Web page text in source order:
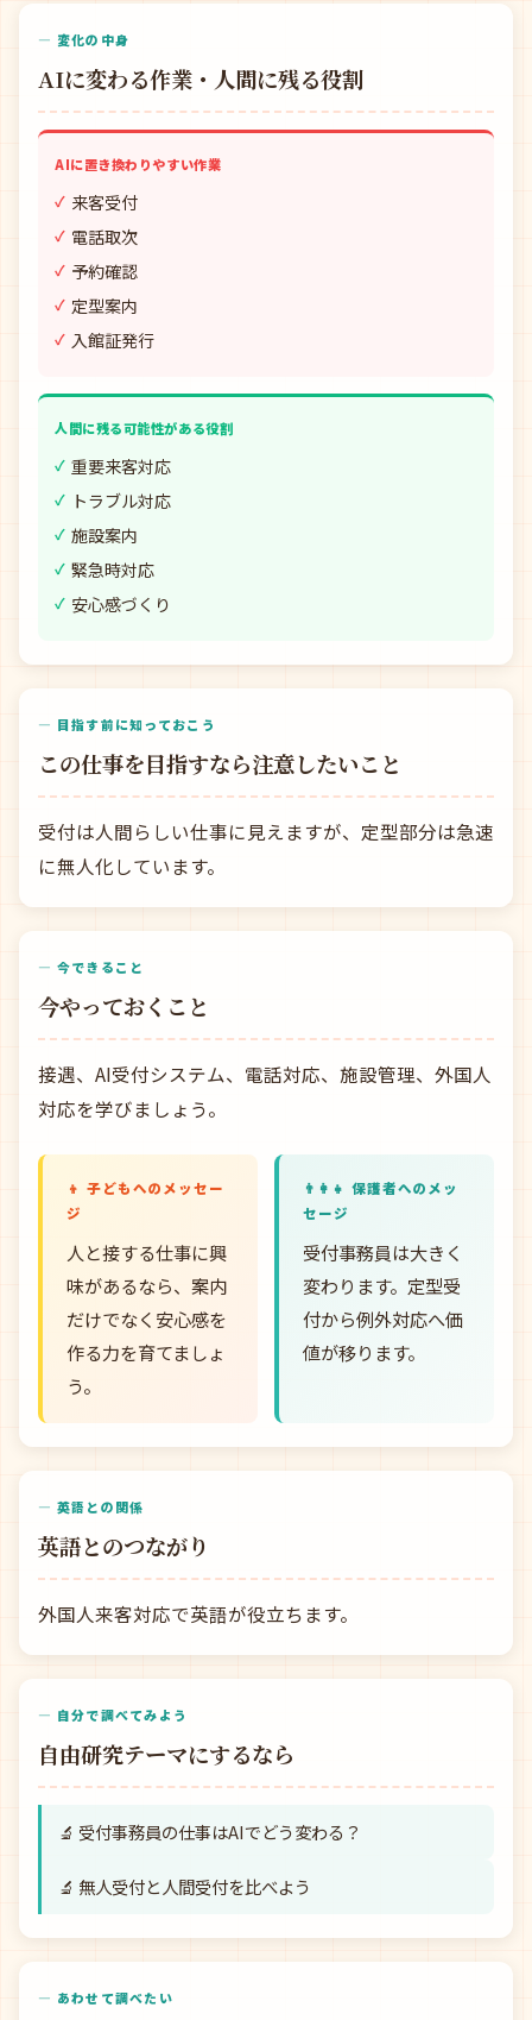
— 変化の中身
AIに変わる作業・人間に残る役割
AIに置き換わりやすい作業
来客受付
電話取次
予約確認
定型案内
入館証発行
人間に残る可能性がある役割
重要来客対応
トラブル対応
施設案内
緊急時対応
安心感づくり
— 目指す前に知っておこう
この仕事を目指すなら注意したいこと
受付は人間らしい仕事に見えますが、定型部分は急速
に無人化しています。
— 今できること
今やっておくこと
接遇、AI受付システム、電話対応、施設管理、外国人
対応を学びましょう。
👦 子どもへのメッセー
ジ
人と接する仕事に興
味があるなら、案内
だけでなく安心感を
作る力を育てましょ
う。
👨‍👩‍👧 保護者へのメッ
セージ
受付事務員は大きく
変わります。定型受
付から例外対応へ価
値が移ります。
— 英語との関係
英語とのつながり
外国人来客対応で英語が役立ちます。
— 自分で調べてみよう
自由研究テーマにするなら
🔬 受付事務員の仕事はAIでどう変わる？
🔬 無人受付と人間受付を比べよう
— あわせて調べたい